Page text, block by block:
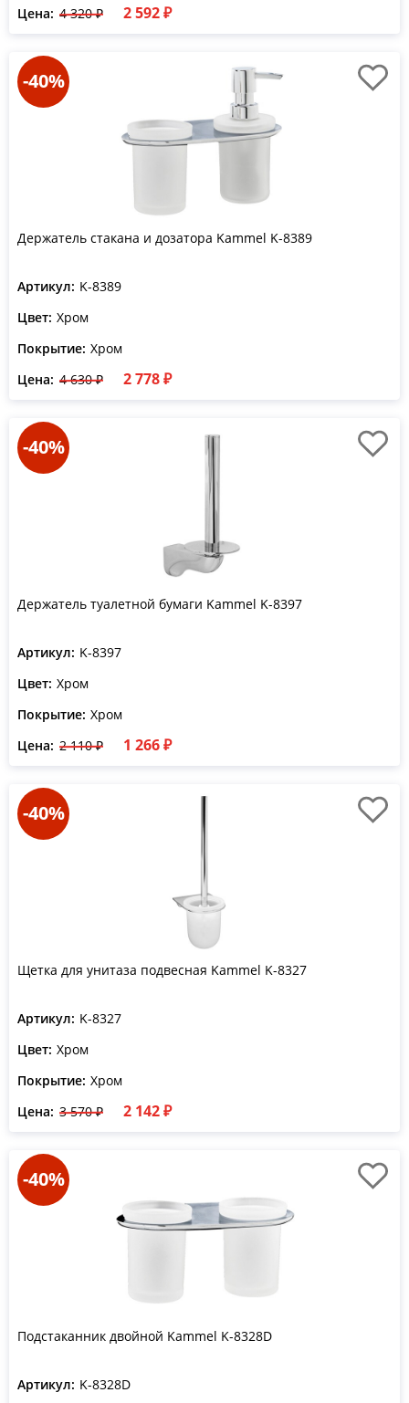
Цена: 4 320 ₽ 2 592 ₽
-40%
Держатель стакана и дозатора Kammel K-8389
Артикул: K-8389
Цвет: Хром
Покрытие: Хром
Цена: 4 630 ₽ 2 778 ₽
-40%
Держатель туалетной бумаги Kammel K-8397
Артикул: K-8397
Цвет: Хром
Покрытие: Хром
Цена: 2 110 ₽ 1 266 ₽
-40%
Щетка для унитаза подвесная Kammel K-8327
Артикул: K-8327
Цвет: Хром
Покрытие: Хром
Цена: 3 570 ₽ 2 142 ₽
-40%
Подстаканник двойной Kammel K-8328D
Артикул: K-8328D